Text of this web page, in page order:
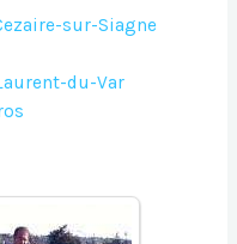
sur-Siagne
du-Var